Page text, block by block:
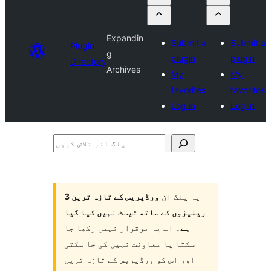
Plugin
Directory
Expandin
g
Archives
Submit a
plugin
My
favorites
Log in
Submit a
plugin
My
favorites
Log in
پلگ
کریں
یہ پلگ ان
ورڈپریس کے تازہ ترین 3
ریلیزوں کے ساتھ ٹیسٹ نہیں کیا گیا
ہے ۔ اب یہ برقرار نہیں رکھا جا
سکتا یا معاونت نہیں کی جا سکتی
اور اس کو ورڈپریس کے تازہ ترین